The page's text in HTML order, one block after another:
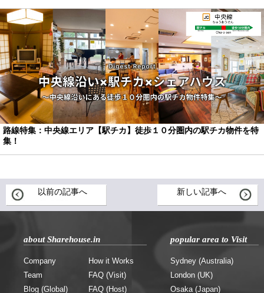
路線特集：中央線エリア【駅チカ】徒歩１０分圏内の駅チカ物件を特
集！
以前の記事へ 新しい記事へ
about Sharehouse.in
Company
Team
Blog (Global)
How it Works
FAQ (Visit)
FAQ (Host)
popular area to Visit
Sydney (Australia)
London (UK)
Osaka (Japan)